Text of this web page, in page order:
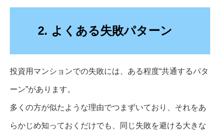
2. よくある失敗パターン
投資用マンションでの失敗には、ある程度“共通するパタ
ーン”があります。
多くの方が似たような理由でつまずいており、それをあ
らかじめ知っておくだけでも、同じ失敗を避ける大きな